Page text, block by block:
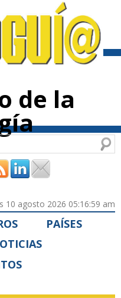
de la
10 agosto 2026 05:16:59 am
PAÍSES